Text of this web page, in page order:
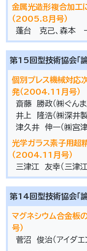
金属光造形複合加
（2005.8月号）
蓬台 克己、森本 一
第15回型技術協会「
個別プレス機械対応
発（2004.11月号）
斎藤 勝政（㈱ぐんま
井上 隆浩（㈱深井製
津久井 伸一（㈱宮津
光学ガラス素子用超
（2004.11月号）
三津江 友幸（三津江
第14回型技術協会「
マグネシウム合金板
号）
菅沼 俊治（アイダエ